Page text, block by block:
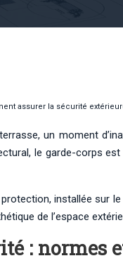
assurer la sécurité
un moment
le garde-corps
installée sur
de l’espace
: